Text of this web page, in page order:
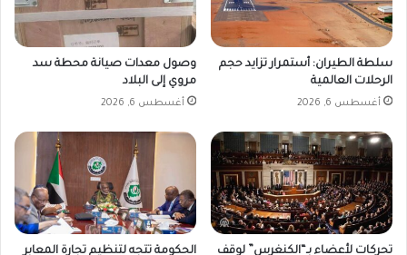
سلطة الطيران: أستمرار تزايد حجم
الرحلات العالمية
أغسطس 6, 2026
وصول معدات صيانة محطة سد
مروي إلى البلاد
أغسطس 6, 2026
تحركات لأعضاء بـ“الكنغرس” لوقف
الحكومة تتجه لتنظيم تجارة المعابر